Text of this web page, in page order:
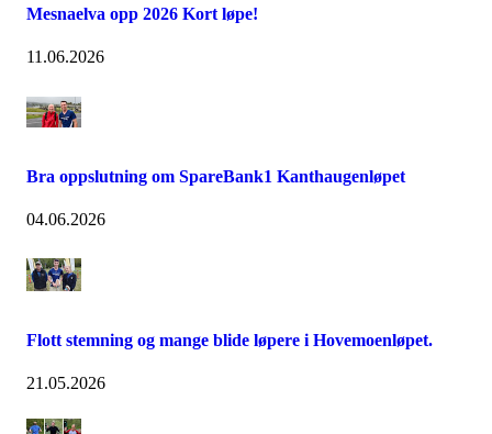
Mesnaelva opp 2026 Kort løpe!
11.06.2026
Bra oppslutning om SpareBank1 Kanthaugenløpet
04.06.2026
Flott stemning og mange blide løpere i Hovemoenløpet.
21.05.2026